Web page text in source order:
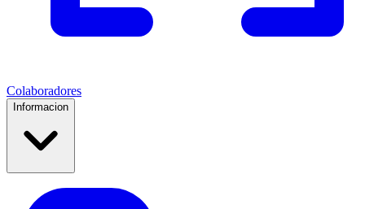
Colaboradores
Informacion